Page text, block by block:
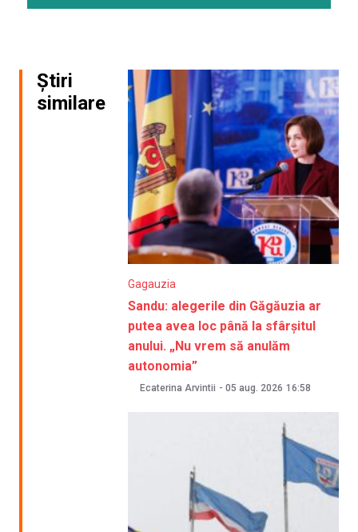
Știri
similare
Gagauzia
Sandu: alegerile din Găgăuzia ar
putea avea loc până la sfârșitul
anului. „Nu vrem să anulăm
autonomia”
Ecaterina Arvintii - 05 aug. 2026 16:58